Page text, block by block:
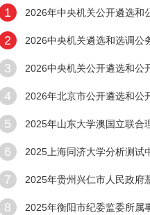
1 2026年中央机关公开遴选和公开选调
2 2026中央机关遴选和选调公
3 2026中央机关公开遴选和公开选调公
4 2026年北京市公开遴选和公开选调公
5 2025年山东大学澳国立联合理学院非
6 2025上海同济大学分析测试中心大型
7 2025年贵州兴仁市人民政府薏品田园
8 2025年衡阳市纪委监委所属事业单位